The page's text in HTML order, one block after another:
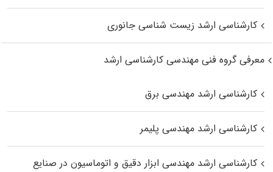
کارشناسی ارشد زیست‌ شناسی جانوری
معرفی گروه فنی مهندسی کارشناسی ارشد
کارشناسی ارشد مهندسی برق
کارشناسی ارشد مهندسی پلیمر
کارشناسی ارشد مهندسی ابزار دقیق و اتوماسیون در صنایع